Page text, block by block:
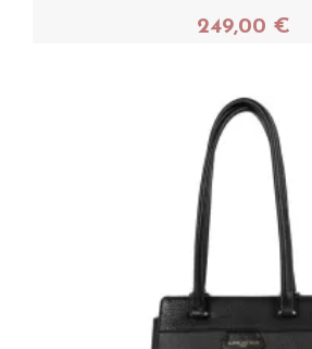
Acheter
249,00 €